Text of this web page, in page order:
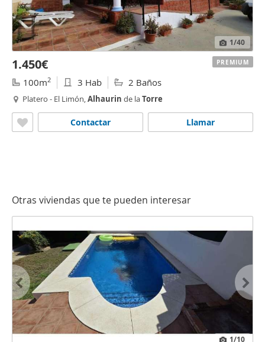
1/40
1.450€
100m2 3 Hab 2 Baños
Platero - El Limón,Alhaurin de laTorre
Llamar
Contactar
PREMIUM
Otras viviendas que te pueden interesar
1/10